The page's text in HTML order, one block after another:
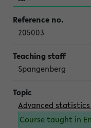
205003
Spangenberg
Advanced
Course taught in